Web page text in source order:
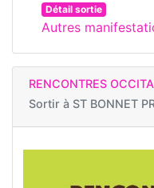
Détail sortie
Autres
RENCONTRES
Sortir à ST BONNET